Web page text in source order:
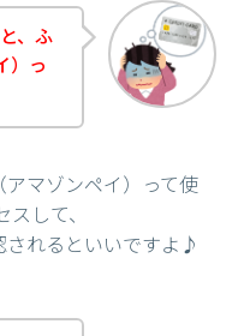
、ふ
）っ
マゾンペイ）って使
して、
されるといいですよ♪